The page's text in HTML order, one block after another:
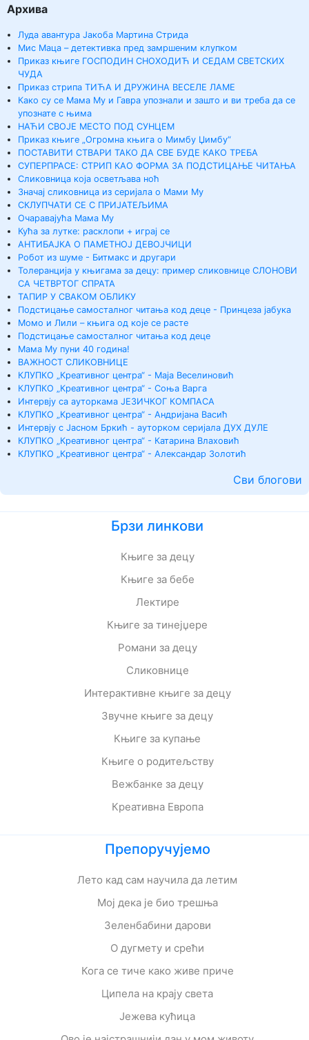
Архива
Луда авантура Јакоба Мартина Стрида
Мис Маца – детективка пред замршеним клупком
Приказ књиге ГОСПОДИН СНОХОДИЋ И СЕДАМ СВЕТСКИХ
ЧУДА
Приказ стрипа ТИЋА И ДРУЖИНА ВЕСЕЛЕ ЛАМЕ
Како су се Мама Му и Гавра упознали и зашто и ви треба да се
упознате с њима
НАЋИ СВОЈЕ МЕСТО ПОД СУНЦЕМ
Приказ књиге „Огромна књига о Мимбу Џимбу“
ПОСТАВИТИ СТВАРИ ТАКО ДА СВЕ БУДЕ КАКО ТРЕБА
СУПЕРПРАСЕ: СТРИП КАО ФОРМА ЗА ПОДСТИЦАЊЕ ЧИТАЊА
Сликовница која осветљава ноћ
Значај сликовница из серијала о Мами Му
СКЛУПЧАТИ СЕ С ПРИЈАТЕЉИМА
Очаравајућа Мама Му
Кућа за лутке: расклопи + играј се
АНТИБАЈКА О ПАМЕТНОЈ ДЕВОЈЧИЦИ
Робот из шуме - Битмакс и другари
Толеранција у књигама за децу: пример сликовнице СЛОНОВИ
СА ЧЕТВРТОГ СПРАТА
ТАПИР У СВАКОМ ОБЛИКУ
Подстицање самосталног читања код деце - Принцеза јабука
Момо и Лили – књига од које се расте
Подстицање самосталног читања код деце
Мама Му пуни 40 година!
ВАЖНОСТ СЛИКОВНИЦЕ
КЛУПКО „Креативног центра“ - Маја Веселиновић
КЛУПКО „Креативног центра“ - Соња Варга
Интервју са ауторкама ЈЕЗИЧКОГ КОМПАСА
КЛУПКО „Креативног центра“ - Андријана Васић
Интервју с Јасном Бркић - ауторком серијала ДУХ ДУЛЕ
КЛУПКО „Креативног центра“ - Катарина Влаховић
КЛУПКО „Креативног центра“ - Александар Золотић
Сви блогови
Брзи линкови
Књиге за децу
Књиге за бебе
Лектире
Књиге за тинејџере
Романи за децу
Сликовнице
Интерактивне књиге за децу
Звучне књиге за децу
Књиге за купање
Књиге о родитељству
Вежбанке за децу
Креативна Европа
Препоручујемо
Лето кад сам научила да летим
Мој дека је био трешња
Зеленбабини дарови
О дугмету и срећи
Кога се тиче како живе приче
Ципела на крају света
Јежева кућица